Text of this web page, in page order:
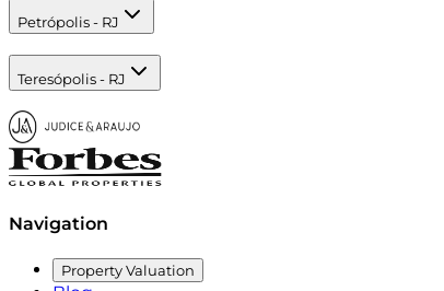
Petrópolis - RJ
Teresópolis - RJ
Navigation
Property Valuation